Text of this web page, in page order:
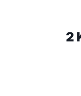
2